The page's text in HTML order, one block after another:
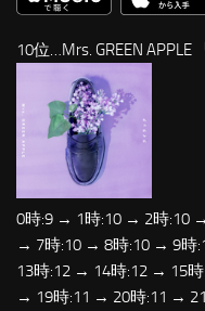
10位…Mrs. GREEN APPLE
0時:9 → 1時:10 → 2時:10
→ 7時:10 → 8時:10 → 9時
13時:12 → 14時:12 → 15
→ 19時:11 → 20時:11 →